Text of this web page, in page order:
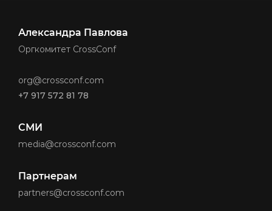
Александра Павлова
Оргкомитет CrossConf
org@crossconf.com
+7 917 572 81 78
СМИ
media@crossconf.com
Партнерам
partners@crossconf.com